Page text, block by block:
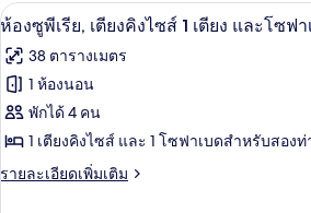
Rooms)
ห้อง
มิ
ลี่
(Connecting
Rooms)
เปิด
ภาพถ่าย
ทั้งหมด
ของ
ห้อง
ซู
ห้องซูพีเ
9
ห้องซูพีเรีย, เตียงคิงไซส์ 1 เตียง และโซฟา
38 ตารางเมตร
1 ห้องนอน
พักได้ 4 คน
1 เตียงคิงไซส์ และ 1 โซฟาเบดสำหรับสอง
รายละเอียดเพิ่มเติม
ราย